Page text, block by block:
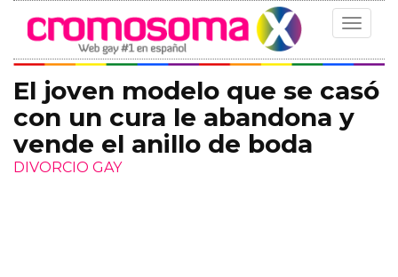
Toggle
El joven modelo que se casó
con un cura le abandona y
vende el anillo de boda
DIVORCIO GAY